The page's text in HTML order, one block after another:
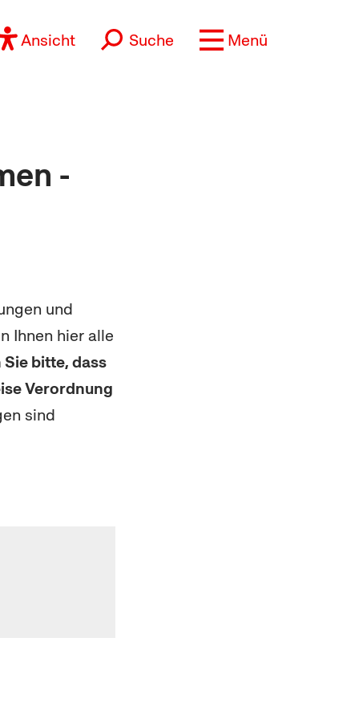
Ansicht Suche Menü
-
und
Ihnen hier alle
bitte, dass
Verordnung
sind